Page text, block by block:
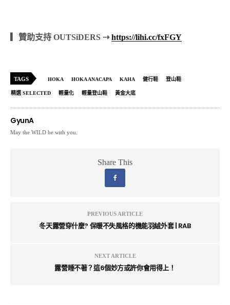
▎贊助支持 OUTSiDERS ⇢https://lihi.cc/fxFGY
TAGS HOKA HOKA ANACAPA KAHA 健行鞋 登山鞋
精選 SELECTED 輕量化 輕量登山鞋 黃金大底
GyunA
May the WILD be with you.
Share This
PREVIOUS ARTICLE
冬天露營穿什麼? 保暖不失風格的機能羽絨外套 | RAB
NEXT ARTICLE
露營睡不著？這6個妙方或許你會用得上！